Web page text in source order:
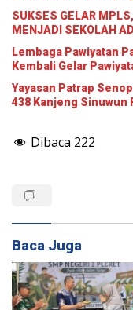
SUKSES GELAR
MENJADI SEKOLAH
Lembaga Pawiyatan
Kembali Gelar
Yayasan Patrap
438 Kanjeng
Dibaca 222
Baca Juga